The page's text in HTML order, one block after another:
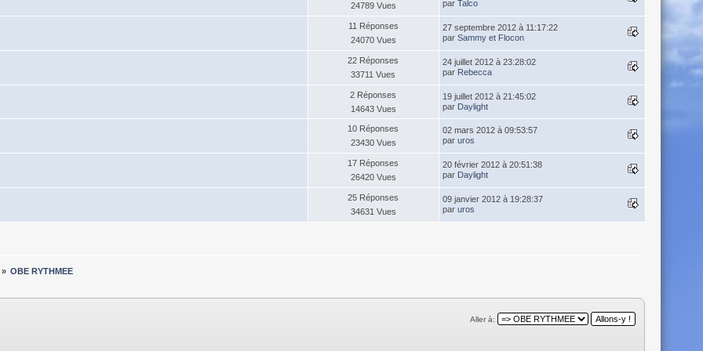
24789 Vues par Talco
11 Réponses
24070 Vues
27 septembre 2012 à 11:17:22
par Sammy et Flocon
22 Réponses
33711 Vues
24 juillet 2012 à 23:28:02
par Rebecca
2 Réponses
14643 Vues
19 juillet 2012 à 21:45:02
par Daylight
10 Réponses
23430 Vues
02 mars 2012 à 09:53:57
par uros
17 Réponses
26420 Vues
20 février 2012 à 20:51:38
par Daylight
25 Réponses
34631 Vues
09 janvier 2012 à 19:28:37
par uros
» OBE RYTHMEE
Aller à: